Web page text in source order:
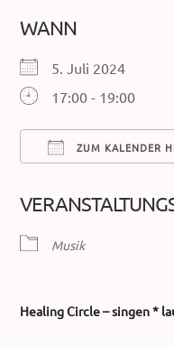
WANN
5. Juli 2024
17:00 - 19:00
ZUM KALENDER
Musik
Healing Circle – singen *